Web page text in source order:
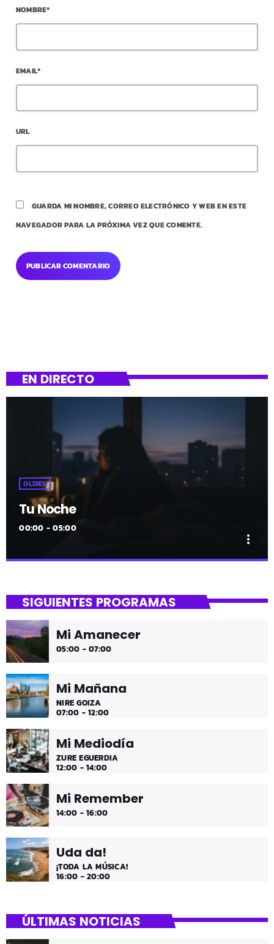
NOMBRE*
EMAIL*
URL
GUARDA MI NOMBRE, CORREO ELECTRÓNICO Y WEB EN ESTE
NAVEGADOR PARA LA PRÓXIMA VEZ QUE COMENTE.
EN DIRECTO
OLDIES
Tu Noche
00:00 - 05:00
more_vert
gure gaua
Desconecta y disfruta cada madrugada de la música
más tranquila.
SIGUIENTES PROGRAMAS
Mi Amanecer
05:00 - 07:00
Mi Mañana
NIRE GOIZA
07:00 - 12:00
Mi Mediodía
ZURE EGUERDIA
12:00 - 14:00
Mi Remember
14:00 - 16:00
Uda da!
¡TODA LA MÚSICA!
16:00 - 20:00
ÚLTIMAS NOTICIAS